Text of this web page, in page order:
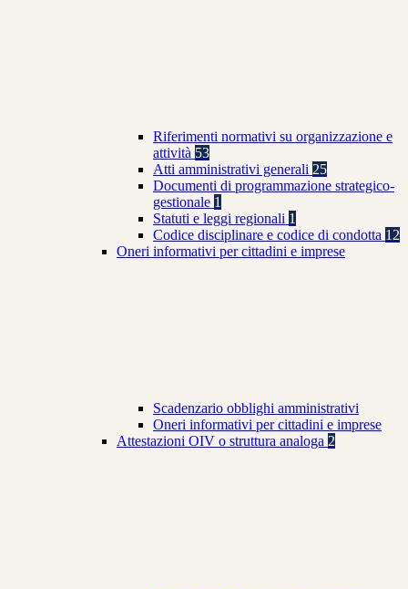
Riferimenti normativi su organizzazione e
attività 53
Atti amministrativi generali 25
Documenti di programmazione strategico-
gestionale 1
Statuti e leggi regionali 1
Codice disciplinare e codice di condotta 12
Oneri informativi per cittadini e imprese
Scadenzario obblighi amministrativi
Oneri informativi per cittadini e imprese
Attestazioni OIV o struttura analoga 2